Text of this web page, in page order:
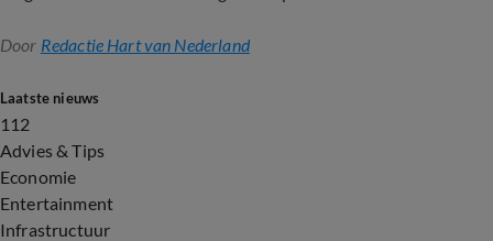
Door Redactie Hart van Nederland
Laatste nieuws
112
Advies & Tips
Economie
Entertainment
Infrastructuur